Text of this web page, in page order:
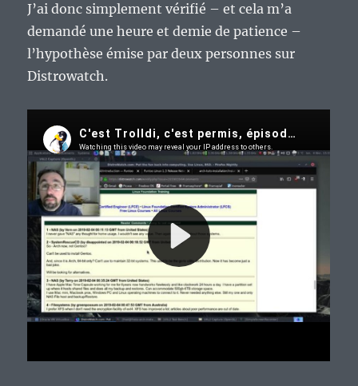
J’ai donc simplement vérifié – et cela m’a
demandé une heure et demie de patience –
l’hypothèse émise par deux personnes sur
Distrowatch.